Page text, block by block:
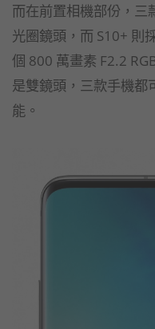
而在前置相機部份，三
光圈鏡頭，而 S10+ 則
個 800 萬畫素 F2.2
是雙鏡頭，三款手機都
能。